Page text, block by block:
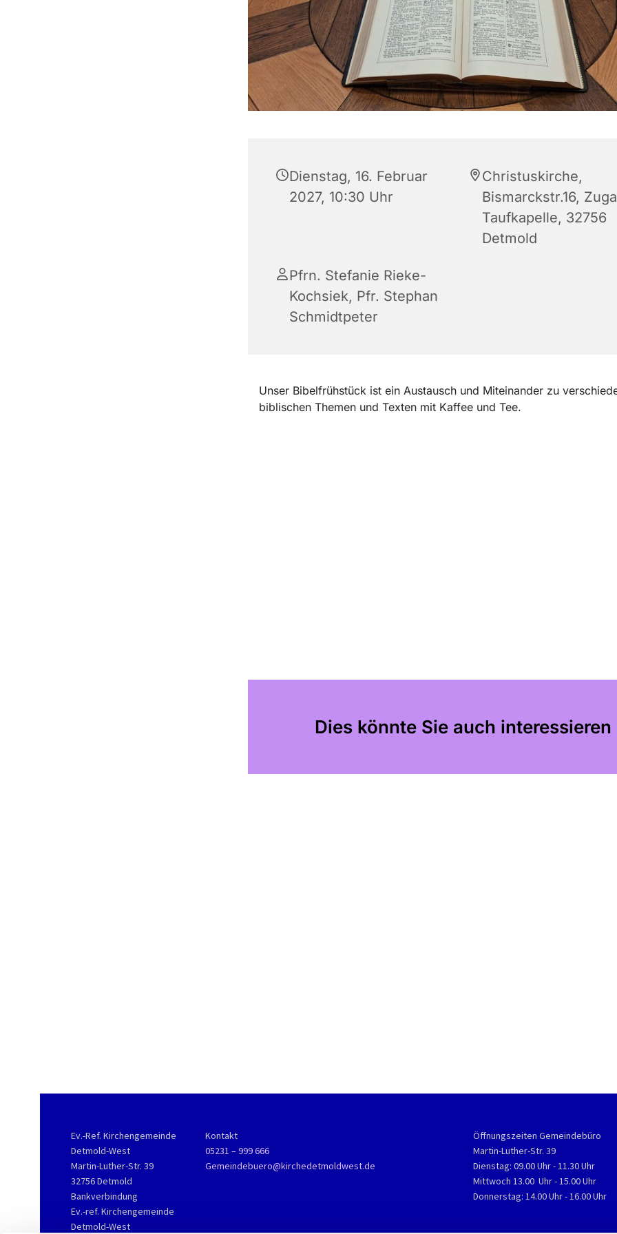
Dienstag, 16. Februar
2027, 10:30 Uhr
Christuskirche,
Bismarckstr.16,
Taufkapelle, 32756
Detmold
Pfrn. Stefanie Rieke-
Kochsiek, Pfr. Stephan
Schmidtpeter
Unser Bibelfrühstück ist ein Austausch und Miteinander zu
biblischen Themen und Texten mit Kaffee und Tee.
Dies könnte Sie auch interessieren
Ev.-Ref. Kirchengemeinde
Detmold-West
Martin-Luther-Str. 39
32756 Detmold
Bankverbindung
Ev.-ref. Kirchengemeinde
Detmold-West
Kontakt
05231 – 999 666
Gemeindebuero@kirchedetmoldwest.de
Öffnungszeiten Gemeindebüro
Martin-Luther-Str. 39
Dienstag: 09.00 Uhr - 11.30 Uhr
Mittwoch 13.00 Uhr - 15.00 Uhr
Donnerstag: 14.00 Uhr - 16.00 Uhr